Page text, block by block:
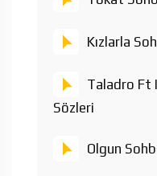
Kızlarla
Taladro Ft
Sözleri
Olgun